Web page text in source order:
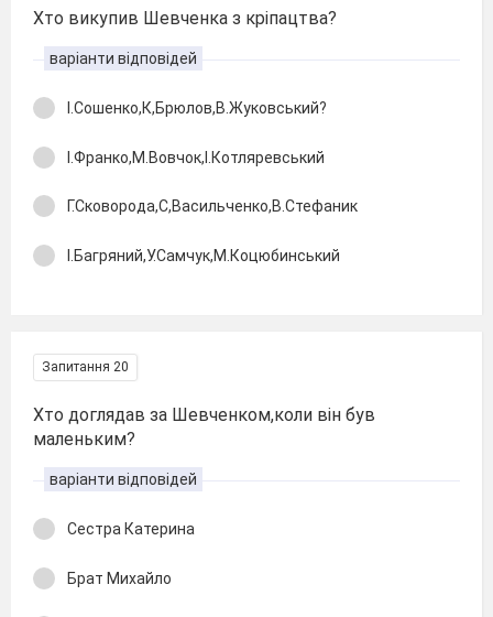
Хто викупив Шевченка з кріпацтва?
варіанти відповідей
І.Сошенко,К,Брюлов,В.Жуковський?
І.Франко,М.Вовчок,І.Котляревський
Г.Сковорода,С,Васильченко,В.Стефаник
І.Багряний,У.Самчук,М.Коцюбинський
Запитання 20
Хто доглядав за Шевченком,коли він був
маленьким?
варіанти відповідей
Сестра Катерина
Брат Михайло